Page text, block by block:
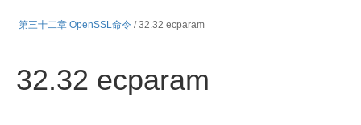
第三十二章 OpenSSL命令 / 32.32 ecparam
32.32 ecparam